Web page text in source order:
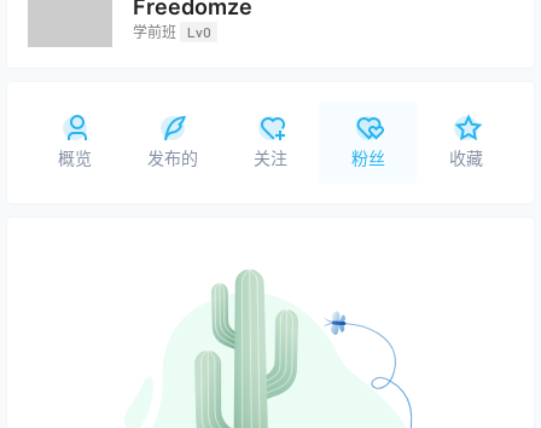
Freedomze
学前班 Lv0
概览 发布的 关注 粉丝 收藏